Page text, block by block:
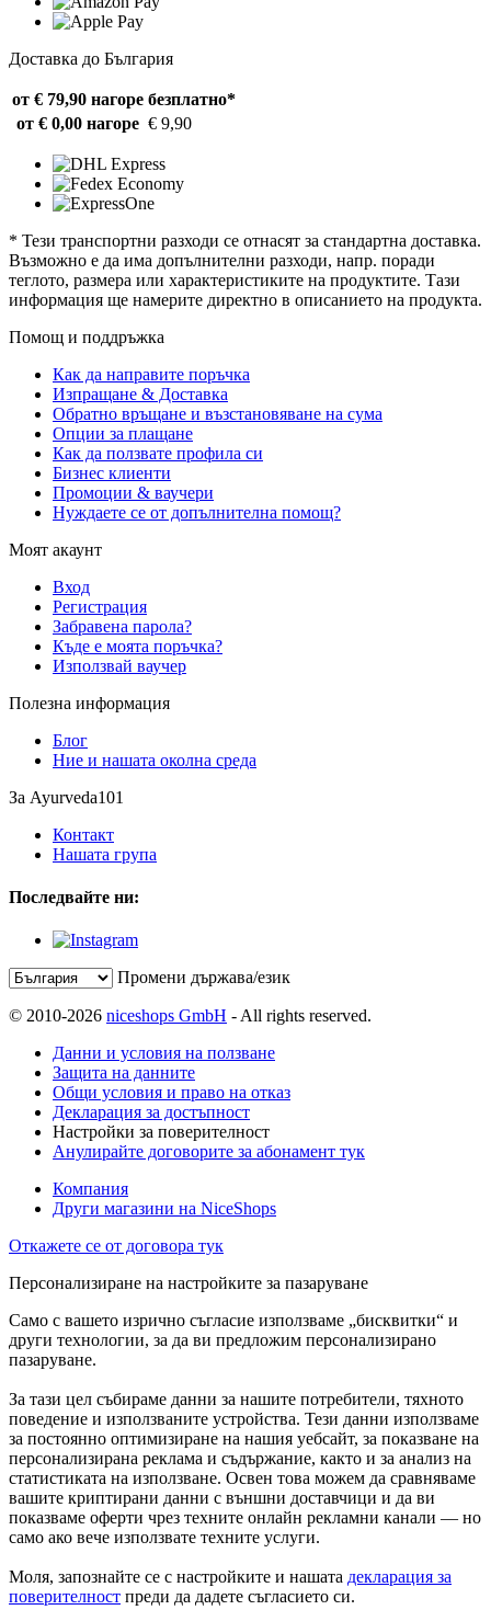
Доставка до България
от € 79,90 нагоре безплатно*
от € 0,00 нагоре € 9,90
* Тези транспортни разходи се отнасят за стандартна доставка.
Възможно е да има допълнителни разходи, напр. поради
теглото, размера или характеристиките на продуктите. Тази
информация ще намерите директно в описанието на продукта.
Помощ и поддръжка
Как да направите поръчка
Изпращане & Доставка
Обратно връщане и възстановяване на сума
Опции за плащане
Как да ползвате профила си
Бизнес клиенти
Промоции & ваучери
Нуждаете се от допълнителна помощ?
Моят акаунт
Вход
Регистрация
Забравена парола?
Къде е моята поръчка?
Използвай ваучер
Полезна информация
Блог
Ние и нашата околна среда
За Ayurveda101
Контакт
Нашата група
Последвайте ни:
Промени държава/език
© 2010-2026 niceshops GmbH - All rights reserved.
Данни и условия на ползване
Защита на данните
Общи условия и право на отказ
Декларация за достъпност
Настройки за поверителност
Анулирайте договорите за абонамент тук
Компания
Други магазини на NiceShops
Откажете се от договора тук
Персонализиране на настройките за пазаруване
Само с вашето изрично съгласие използваме „бисквитки“ и
други технологии, за да ви предложим персонализирано
пазаруване.
За тази цел събираме данни за нашите потребители, тяхното
поведение и използваните устройства. Тези данни използваме
за постоянно оптимизиране на нашия уебсайт, за показване на
персонализирана реклама и съдържание, както и за анализ на
статистиката на използване. Освен това можем да сравняваме
вашите криптирани данни с външни доставчици и да ви
показваме оферти чрез техните онлайн рекламни канали — но
само ако вече използвате техните услуги.
Моля, запознайте се с настройките и нашата декларация за
поверителност преди да дадете съгласието си.